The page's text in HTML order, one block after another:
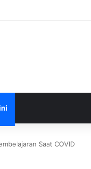
Berikut 4 Tim Lolos ke
Saat COVID